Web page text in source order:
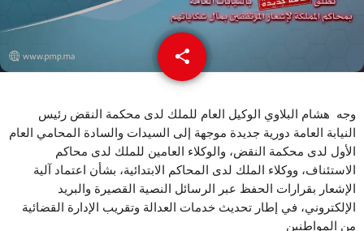
share
email
وجه هشام البلاوي الوكيل العام للملك لدى محكمة النقض رئيس
النيابة العامة دورية جديدة موجهة إلى السيدات والسادة المحامي العام
الأول لدى محكمة النقض، والوكلاء العامين للملك لدى محاكم
الاستئناف، ووكلاء الملك لدى المحاكم الابتدائية، بشأن اعتماد آلية
الإشعار بقرارات الحفظ عبر الرسائل النصية القصيرة والبريد
الإلكتروني، في إطار تحديث خدمات العدالة وتقريب الإدارة القضائية
من المواطنين